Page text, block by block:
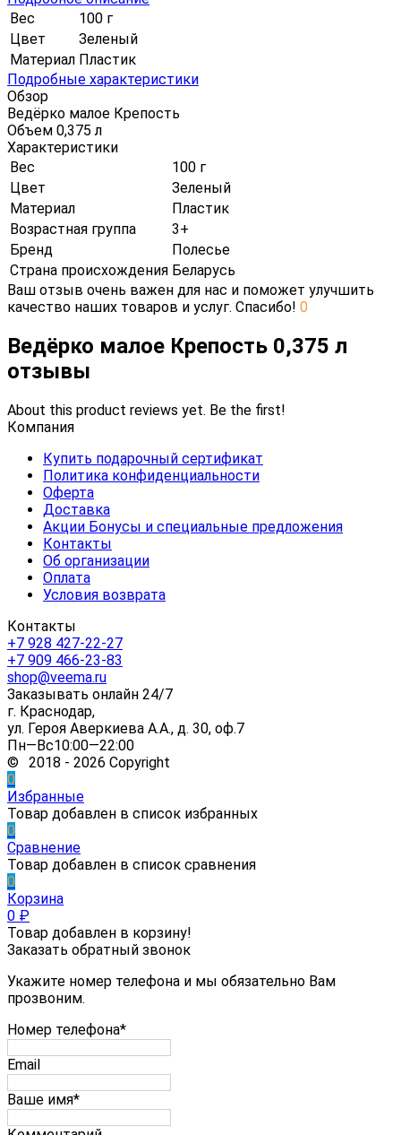
Вес
100 г
Цвет
Зеленый
Материал Пластик
Подробные характеристики
Обзор
Ведёрко малое Крепость
Объем 0,375 л
Характеристики
Вес
100 г
Цвет
Зеленый
Материал
Пластик
Возрастная группа
3+
Бренд
Полесье
Страна происхождения Беларусь
Ваш отзыв очень важен для нас и поможет улучшить
качество наших товаров и услуг. Спасибо! 0
Ведёрко малое Крепость 0,375 л
отзывы
About this product reviews yet. Be the first!
Компания
Купить подарочный сертификат
Политика конфиденциальности
Оферта
Доставка
Акции Бонусы и специальные предложения
Контакты
Об организации
Оплата
Условия возврата
Контакты
+7 928 427-22-27
+7 909 466-23-83
shop@veema.ru
Заказывать онлайн 24/7
г. Краснодар,
ул. Героя Аверкиева А.А., д. 30, оф.7
Пн—Вс10:00—22:00
© 2018 - 2026 Copyright
0
Избранные
Товар добавлен в список избранных
0
Сравнение
Товар добавлен в список сравнения
0
Корзина
0 ₽
Товар добавлен в корзину!
Заказать обратный звонок
Укажите номер телефона и мы обязательно Вам
прозвоним.
Номер телефона*
Email
Ваше имя*